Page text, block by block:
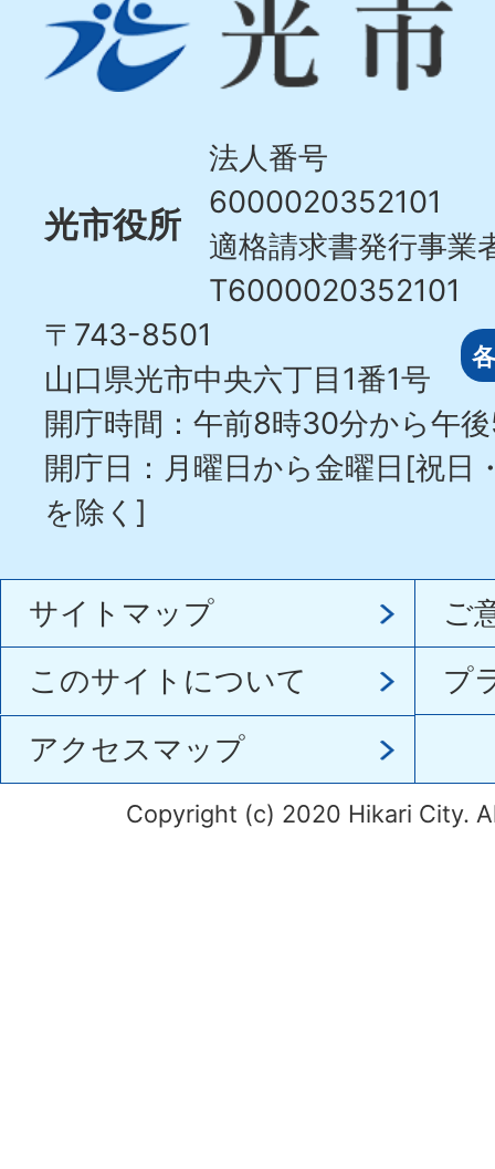
市
Hikari
光市役所
法人番号
6000020352101
適格請求書発行事業
T6000020352101
〒743-8501
山口県光市中央六丁目1番1号
開庁時間：午前8時30分から午
開庁日：月曜日から金曜日[祝日
を除く]
サイトマップ
ご
このサイトについて
プ
アクセスマップ
Copyright (c) 2020 Hikari City.